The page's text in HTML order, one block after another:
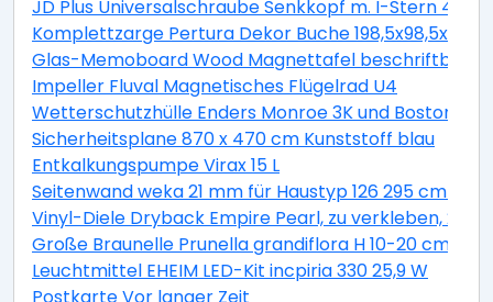
JD Plus Universalschraube Senkkopf m. I-Stern
Komplettzarge Pertura Dekor Buche 198,5x98,5x16,0
Glas-Memoboard Wood Magnettafel beschriftbar
Impeller Fluval Magnetisches Flügelrad U4
Wetterschutzhülle Enders Monroe 3K und Boston 3K
Sicherheitsplane 870 x 470 cm Kunststoff blau
Entkalkungspumpe Virax 15 L
Seitenwand weka 21 mm für Haustyp 126 295 cm
Vinyl-Diele Dryback Empire Pearl, zu verkleben,
Große Braunelle Prunella grandiflora H 10-20 cm Co
Leuchtmittel EHEIM LED-Kit incpiria 330 25,9 W